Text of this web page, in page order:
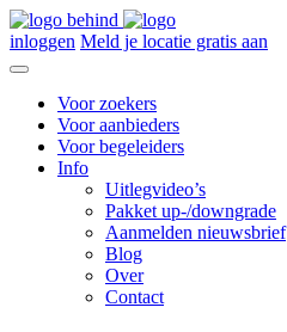
inloggen Meld je locatie gratis aan
Voor zoekers
Voor aanbieders
Voor begeleiders
Info
Uitlegvideo’s
Pakket up-/downgrade
Aanmelden nieuwsbrief
Blog
Over
Contact